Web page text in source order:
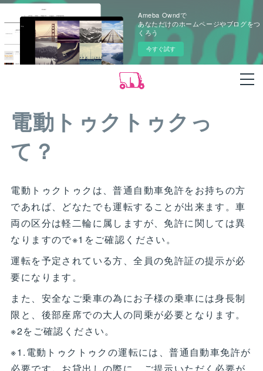
Ameba Owndで
あなただけのホームページやブログをつ
くろう
今すぐ試す
電動トゥクトゥクっ
て？
電動トゥクトゥクは、普通自動車免許をお持ちの方
であれば、どなたでも運転することが出来ます。車
両の区分は軽二輪に属しますが、免許に関しては異
なりますので※1をご確認ください。
運転を予定されている方、全員の免許証の提示が必
要になります。
また、安全なご乗車の為にお子様の乗車には身長制
限と、後部座席での大人の同乗が必要となります。
※2をご確認ください。
※1.電動トゥクトゥクの運転には、普通自動車免許が